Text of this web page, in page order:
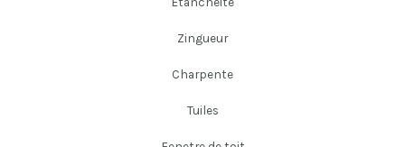
Zingueur
Charpente
Tuiles